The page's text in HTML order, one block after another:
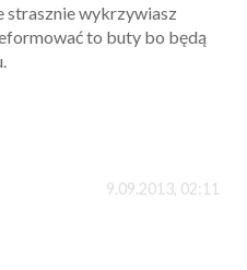
strasznie wykrzywiasz
to buty bo będą
9.09.2013, 02:11